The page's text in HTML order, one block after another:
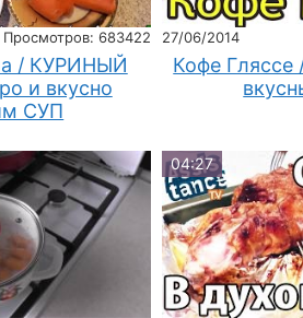
Просмотров: 683422
/ КУРИНЫЙ
и вкусно
СУП
27/06/2014
Кофе Гляссе
04:27